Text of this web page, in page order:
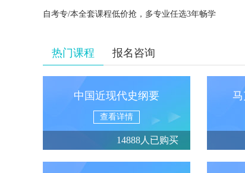
自考专/本全套课程低价抢，多专业任选3年畅学
热门课程 报名咨询
中国近现代史纲要
查看详情
14888人已购买